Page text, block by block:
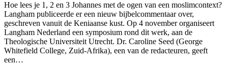
Hoe lees je 1, 2 en 3 Johannes met de ogen van een moslimcontext?
Langham publiceerde er een nieuw bijbelcommentaar over,
geschreven vanuit de Keniaanse kust. Op 4 november organiseert
Langham Nederland een symposium rond dit werk, aan de
Theologische Universiteit Utrecht. Dr. Caroline Seed (George
Whitefield College, Zuid-Afrika), een van de redacteuren, geeft
een…